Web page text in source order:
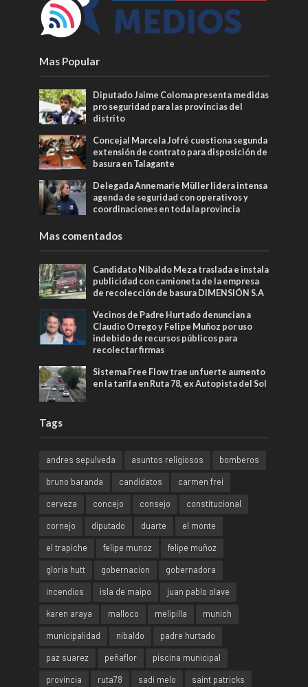
Mas Popular
Diputado Jaime Coloma presenta medidas
pro seguridad para las provincias del
distrito
Concejal Marcela Jofré cuestiona segunda
extensión de contrato para disposición de
basura en Talagante
Delegada Annemarie Müller lidera intensa
agenda de seguridad con operativos y
coordinaciones en toda la provincia
Mas comentados
Candidato Nibaldo Meza traslada e instala
publicidad con camioneta de la empresa
de recolección de basura DIMENSIÓN S.A
Vecinos de Padre Hurtado denuncian a
Claudio Orrego y Felipe Muñoz por uso
indebido de recursos públicos para
recolectar firmas
Sistema Free Flow trae un fuerte aumento
en la tarifa en Ruta 78, ex Autopista del Sol
Tags
andres sepulveda asuntos religiosos
bomberos
bruno baranda
candidatos
carmen frei
cerveza
concejo consejo
constitucional
cornejo
diputado duarte
el monte
el trapiche
felipe munoz
felipe muñoz
gloria hutt
gobernacion
gobernadora
incendios
isla de maipo
juan pablo olave
karen araya
malloco melipilla
munich
municipalidad
nibaldo
padre hurtado
paz suarez
peñaflor
piscina municipal
provincia
ruta78 sadi melo saint patricks